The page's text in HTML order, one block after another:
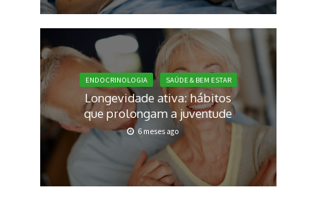
ENDOCRINOLOGIA SAÚDE & BEM ESTAR
Longevidade ativa: hábitos
que prolongam a juventude
6 meses ago